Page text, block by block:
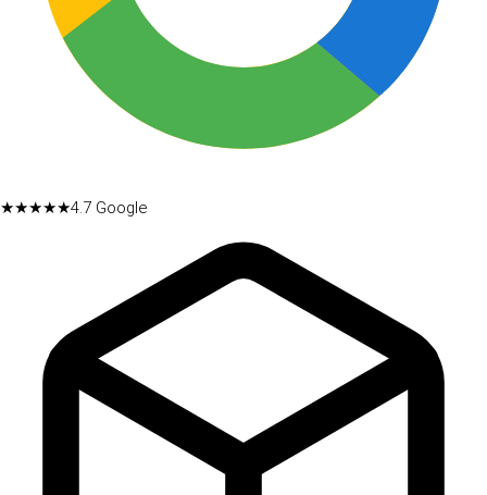
★★★★★4.7 Google